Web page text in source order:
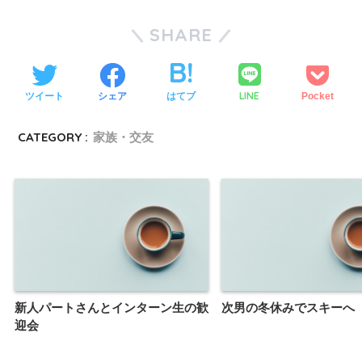
SHARE
ツイート シェア はてブ LINE Pocket
CATEGORY : 家族・交友
新人パートさんとインターン生の歓
迎会
次男の冬休みでスキーへ